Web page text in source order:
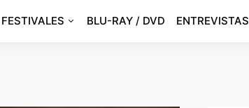
FESTIVALES BLU-RAY / DVD ENTREVISTAS